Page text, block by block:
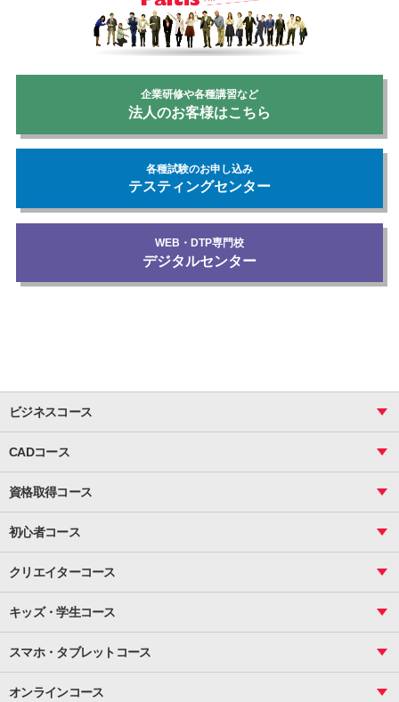
企業研修や各種講習など
法人のお客様はこちら
各種試験のお申し込み
テスティングセンター
WEB・DTP専門校
デジタルセンター
ビジネスコース
関数
ピボットテーブル
マクロ
資料作成（基礎）
資料作成（応用）
Word
文書作成（応用）
CADコース
図面作成（基礎）
図面作成（応用）
資格取得コース
ビジネス統計
CS
サーティファイ
初心者コース
インターネット活用
メール活用
クリエイターコース
基礎
応用
Illustrator
基礎
応用
キッズ・学生コース
プライマリー（年長～小２）
スタンダード（小３～小６）
マインクラフト（年長～小６）
スマホ・タブレットコース
オンラインコース